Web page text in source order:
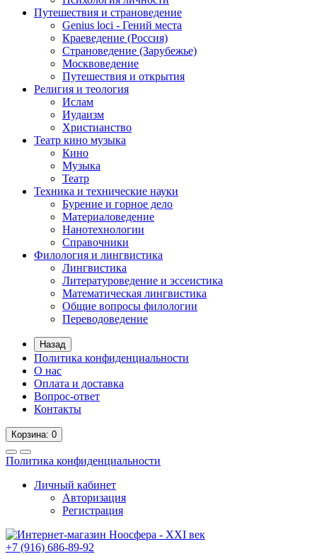
Путешествия и страноведение
Genius loci - Гений места
Краеведение (Россия)
Страноведение (Зарубежье)
Москвоведение
Путешествия и открытия
Религия и теология
Ислам
Иудаизм
Христианство
Театр кино музыка
Кино
Музыка
Театр
Техника и технические науки
Бурение и горное дело
Материаловедение
Нанотехнологии
Справочники
Филология и лингвистика
Лингвистика
Литературоведение и эссеистика
Математическая лингвистика
Общие вопросы филологии
Переводоведение
Назад
Политика конфиденциальности
О нас
Оплата и доставка
Вопрос-ответ
Контакты
Корзина: 0
Политика конфиденциальности
Личный кабинет
Авторизация
Регистрация
+7 (916) 686-89-92